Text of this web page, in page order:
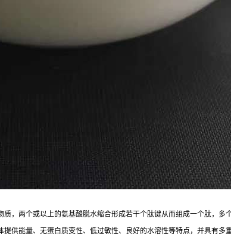
，两个或以上的氨基酸脱水缩合形成若干个肽键从而组成一个肽，
供能量、无蛋白质变性、低过敏性、良好的水溶性等特点，并具有多